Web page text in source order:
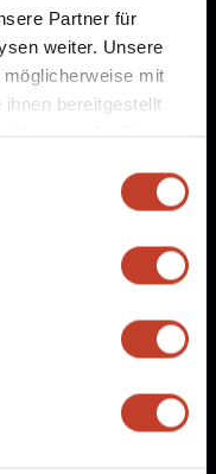
Partner für
weiter. Unsere
mit
bereitgestellt